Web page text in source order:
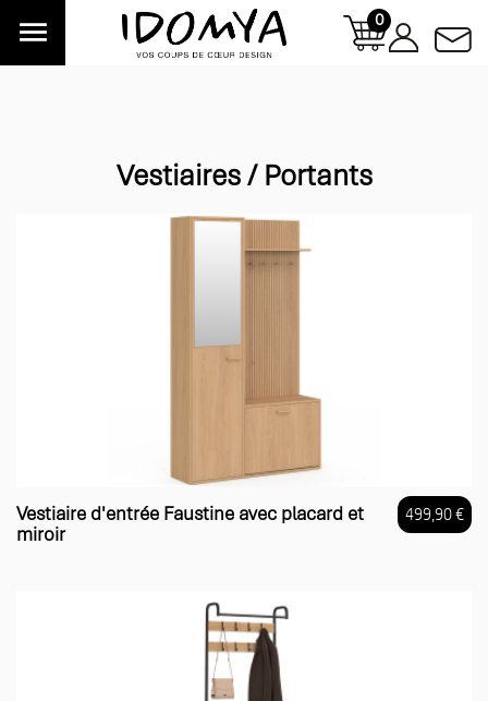
 0
Vestiaires / Portants
Vestiaire d'entrée Faustine avec placard et
miroir
Prix
499,90 €